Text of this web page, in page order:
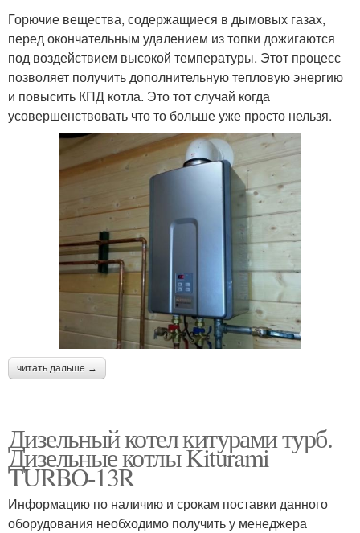
Горючие вещества, содержащиеся в дымовых газах,
перед окончательным удалением из топки дожигаются
под воздействием высокой температуры. Этот процесс
позволяет получить дополнительную тепловую энергию
и повысить КПД котла. Это тот случай когда
усовершенствовать что то больше уже просто нельзя.
читать дальше →
Дизельный котел китурами турб.
Дизельные котлы Kiturami
TURBO-13R
Информацию по наличию и срокам поставки данного
оборудования необходимо получить у менеджера